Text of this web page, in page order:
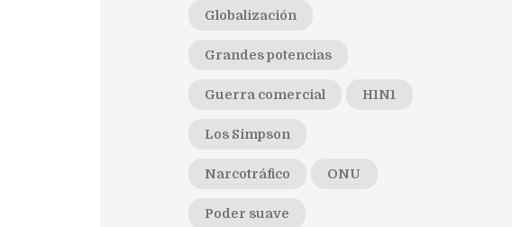
Globalización
Grandes potencias
Guerra comercial H1N1
Los Simpson
Narcotráfico ONU
Poder suave